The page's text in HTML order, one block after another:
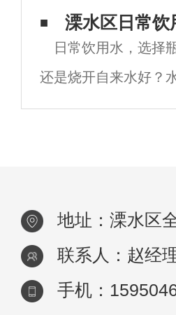
水，什么时候喝水
近，有很多人都想知
溧水区日常饮
日常饮用水，选择
还是烧开自来水好？
们常说五天不能吃，
地址：溧水区
联系人：赵经
手机：